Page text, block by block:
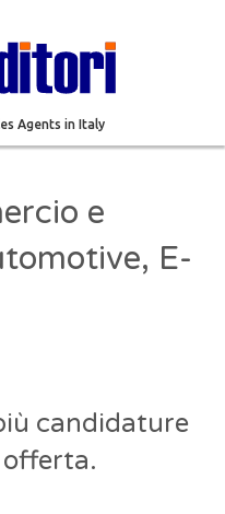
Agents in Italy
e
E-
candidature